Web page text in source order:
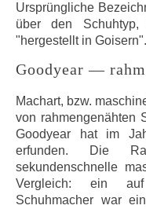
Ursprüngliche
über den
"hergestellt in Goisern".
Goodyear —
Machart, bzw.
von rahmengenähten
Goodyear hat im
erfunden. Die
sekundenschnelle
Vergleich: ein
Schuhmacher war